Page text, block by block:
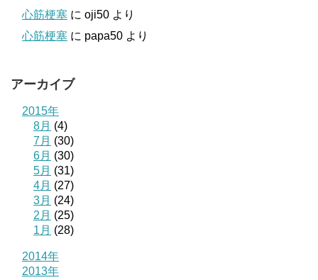
心筋梗塞 に oji50 より
心筋梗塞 に papa50 より
アーカイブ
2015年
8月 (4)
7月 (30)
6月 (30)
5月 (31)
4月 (27)
3月 (24)
2月 (25)
1月 (28)
2014年
2013年